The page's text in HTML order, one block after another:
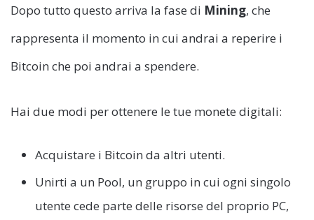
Dopo tutto questo arriva la fase di Mining, che
rappresenta il momento in cui andrai a reperire i
Bitcoin che poi andrai a spendere.
Hai due modi per ottenere le tue monete digitali:
Acquistare i Bitcoin da altri utenti.
Unirti a un Pool, un gruppo in cui ogni singolo
utente cede parte delle risorse del proprio PC,